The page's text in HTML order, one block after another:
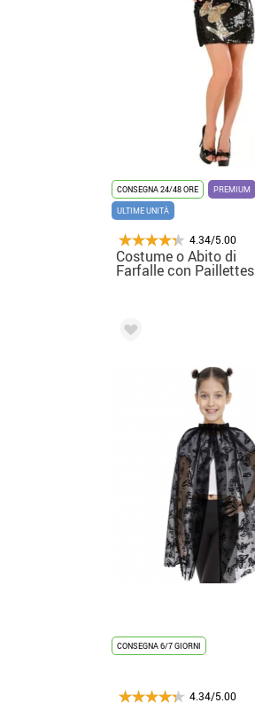
CONSEGNA 24/48 ORE
PREMIUM
ULTIME UNITÀ
4.34/5.00
Costume o Abito di
Farfalle con Paillettes
CONSEGNA 6/7 GIORNI
4.34/5.00